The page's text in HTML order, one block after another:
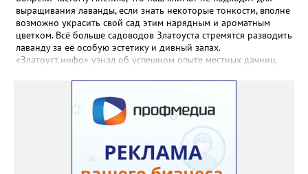
выращивания лаванды, если знать некоторые тонкости, вполне
возможно украсить свой сад этим нарядным и ароматным
цветком. Всё больше садоводов Златоуста стремятся разводить
лаванду за её особую эстетику и дивный запах.
«Златоуст.инфо» узнал об успешном опыте местных дачниц.
семян (на фото), - отметила «Златоуст.инфо» хозяйка частного
дома Екатерина Бойко. – Посадила вдоль забора, потому что
низины этот цветок не любит. Вот уже второй год растет и
радует меня. Соседи просят саженцы: аромат и до них
доносится. В конце лета собираю лаванду в пучки, сушу –
получаются букеты и саше одновременно. Лаванда широко
используется и в кулинарии». Семена, отметила собеседница
нашего портала, у неё были сорта «Вознесенская узколистная».